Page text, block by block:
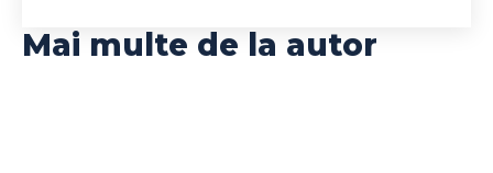
Mai multe de la autor